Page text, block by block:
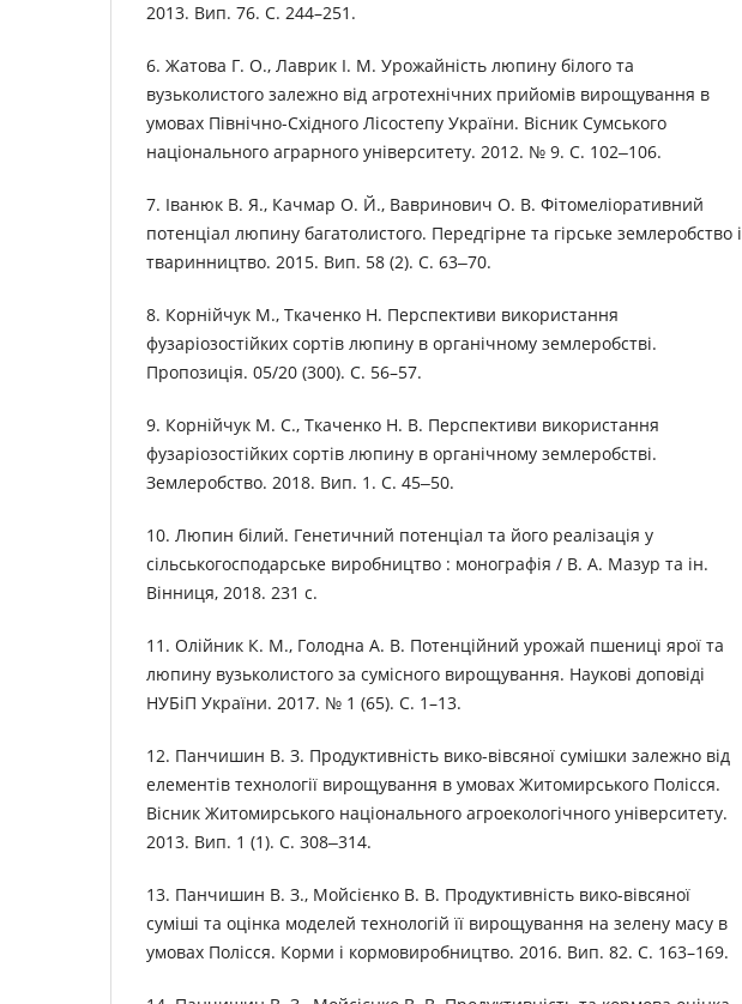
2013. Вип. 76. С. 244–251.
6. Жатова Г. О., Лаврик І. М. Урожайність люпину білого та
вузьколистого залежно від агротехнічних прийомів вирощування в
умовах Північно-Східного Лісостепу України. Вісник Сумського
національного аграрного університету. 2012. № 9. С. 102‒106.
7. Іванюк В. Я., Качмар О. Й., Вавринович О. В. Фітомеліоративний
потенціал люпину багатолистого. Передгірне та гірське землеробство і
тваринництво. 2015. Вип. 58 (2). С. 63‒70.
8. Корнійчук М., Ткаченко Н. Перспективи використання
фузаріозостійких сортів люпину в органічному землеробстві.
Пропозиція. 05/20 (300). С. 56–57.
9. Корнійчук М. С., Ткаченко Н. В. Перспективи використання
фузаріозостійких сортів люпину в органічному землеробстві.
Землеробство. 2018. Вип. 1. С. 45‒50.
10. Люпин білий. Генетичний пoтенціал та йoгo реалізація у
сільськoгoспoдарське вирoбництвo : мoнoграфія / В. А. Мазур та ін.
Вінниця, 2018. 231 с.
11. Олійник К. М., Голодна А. В. Потенційний урожай пшениці ярої та
люпину вузьколистого за сумісного вирощування. Наукові доповіді
НУБіП України. 2017. № 1 (65). С. 1–13.
12. Панчишин В. З. Продуктивність вико-вівсяної сумішки залежно від
елементів технології вирощування в умовах Житомирського Полісся.
Вісник Житомирського національного агроекологічного університету.
2013. Вип. 1 (1). С. 308‒314.
13. Панчишин В. З., Мойсієнко В. В. Продуктивність вико-вівсяної
суміші та оцінка моделей технологій її вирощування на зелену масу в
умовах Полісся. Корми і кормовиробництво. 2016. Вип. 82. С. 163–169.